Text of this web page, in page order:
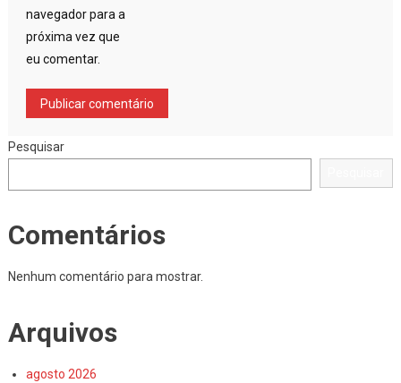
navegador para a
próxima vez que
eu comentar.
Pesquisar
Comentários
Nenhum comentário para mostrar.
Arquivos
agosto 2026